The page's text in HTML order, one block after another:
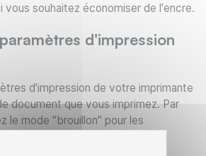
souhaitez économiser de l'encre.
d'impression
d'impression de votre imprimante
document que vous imprimez. Par
le mode "brouillon" pour les
pas une qualité élevée.